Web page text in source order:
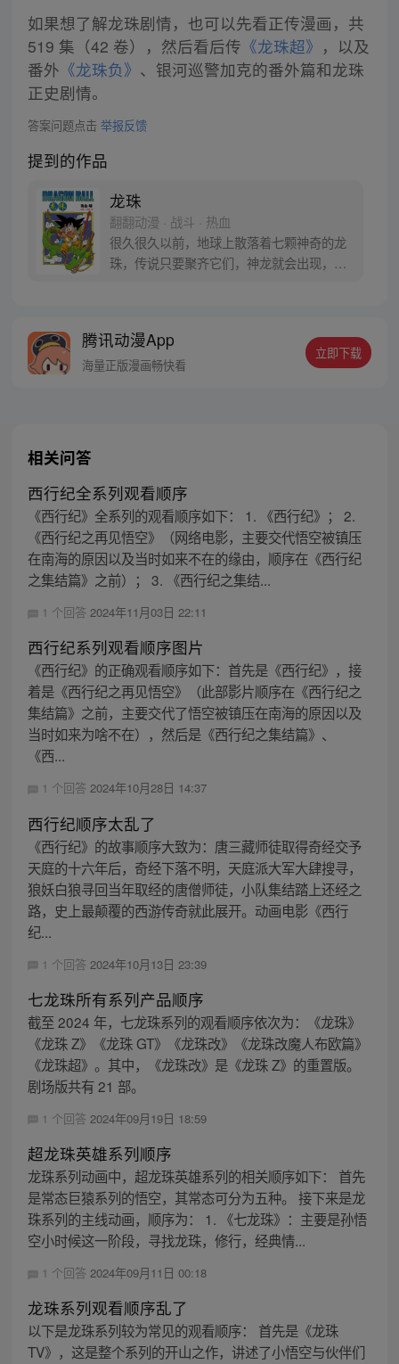
如果想了解龙珠剧情，也可以先看正传漫画，共
519 集（42 卷），然后看后传 《龙珠超》 ，以及
番外 《龙珠负》 、银河巡警加克的番外篇和龙珠
正史剧情。
答案问题点击 举报反馈
提到的作品
龙珠
翻翻动漫 · 战斗 · 热血
很久很久以前，地球上散落着七颗神奇的龙
珠，传说只要聚齐它们，神龙就会出现，并
腾讯动漫App
海量正版漫画畅快看
立即下载
相关问答
西行纪全系列观看顺序
《西行纪》全系列的观看顺序如下： 1. 《西行纪》； 2.
《西行纪之再见悟空》（网络电影，主要交代悟空被镇压
在南海的原因以及当时如来不在的缘由，顺序在《西行纪
之集结篇》之前）； 3. 《西行纪之集结...
1 个回答 2024年11月03日 22:11
西行纪系列观看顺序图片
《西行纪》的正确观看顺序如下：首先是《西行纪》，接
着是《西行纪之再见悟空》（此部影片顺序在《西行纪之
集结篇》之前，主要交代了悟空被镇压在南海的原因以及
当时如来为啥不在），然后是《西行纪之集结篇》、
《西...
1 个回答 2024年10月28日 14:37
西行纪顺序太乱了
《西行纪》的故事顺序大致为：唐三藏师徒取得奇经交予
天庭的十六年后，奇经下落不明，天庭派大军大肆搜寻，
狼妖白狼寻回当年取经的唐僧师徒，小队集结踏上还经之
路，史上最颠覆的西游传奇就此展开。动画电影《西行
纪...
1 个回答 2024年10月13日 23:39
七龙珠所有系列产品顺序
截至 2024 年，七龙珠系列的观看顺序依次为：《龙珠》
《龙珠 Z》《龙珠 GT》《龙珠改》《龙珠改魔人布欧篇》
《龙珠超》。其中，《龙珠改》是《龙珠 Z》的重置版。
剧场版共有 21 部。
1 个回答 2024年09月19日 18:59
超龙珠英雄系列顺序
龙珠系列动画中，超龙珠英雄系列的相关顺序如下： 首先
是常态巨猿系列的悟空，其常态可分为五种。 接下来是龙
珠系列的主线动画，顺序为： 1. 《七龙珠》：主要是孙悟
空小时候这一阶段，寻找龙珠，修行，经典情...
1 个回答 2024年09月11日 00:18
龙珠系列观看顺序乱了
以下是龙珠系列较为常见的观看顺序： 首先是《龙珠
TV》，这是整个系列的开山之作，讲述了小悟空与伙伴们